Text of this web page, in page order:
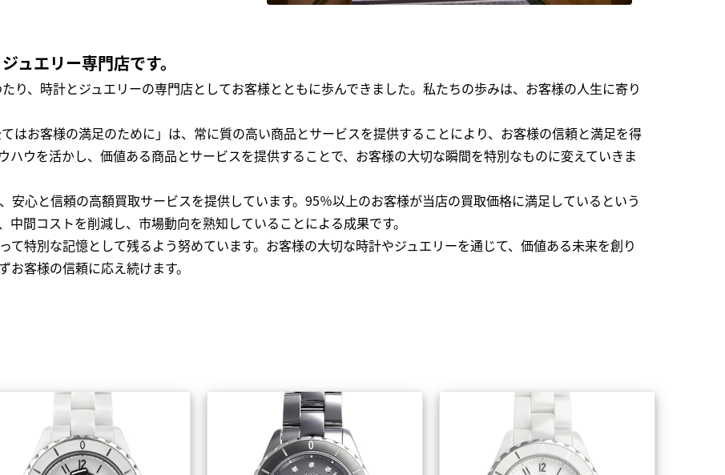
ュエリー専門店です。
り、時計とジュエリーの専門店としてお客様とともに歩んできました。私たちの歩みは、お客様の人生に寄り
はお客様の満足のために」は、常に質の高い商品とサービスを提供することにより、お客様の信頼と満足を得
ハウを活かし、価値ある商品とサービスを提供することで、お客様の大切な瞬間を特別なものに変えていきま
安心と信頼の高額買取サービスを提供しています。95％以上のお客様が当店の買取価格に満足しているという
間コストを削減し、市場動向を熟知していることによる成果です。
特別な記憶として残るよう努めています。お客様の大切な時計やジュエリーを通じて、価値ある未来を創り
客様の信頼に応え続けます。